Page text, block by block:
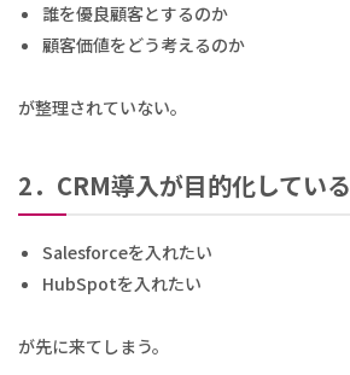
誰を優良顧客とするのか
顧客価値をどう考えるのか
が整理されていない。
2．CRM導入が目的化している
Salesforceを入れたい
HubSpotを入れたい
が先に来てしまう。